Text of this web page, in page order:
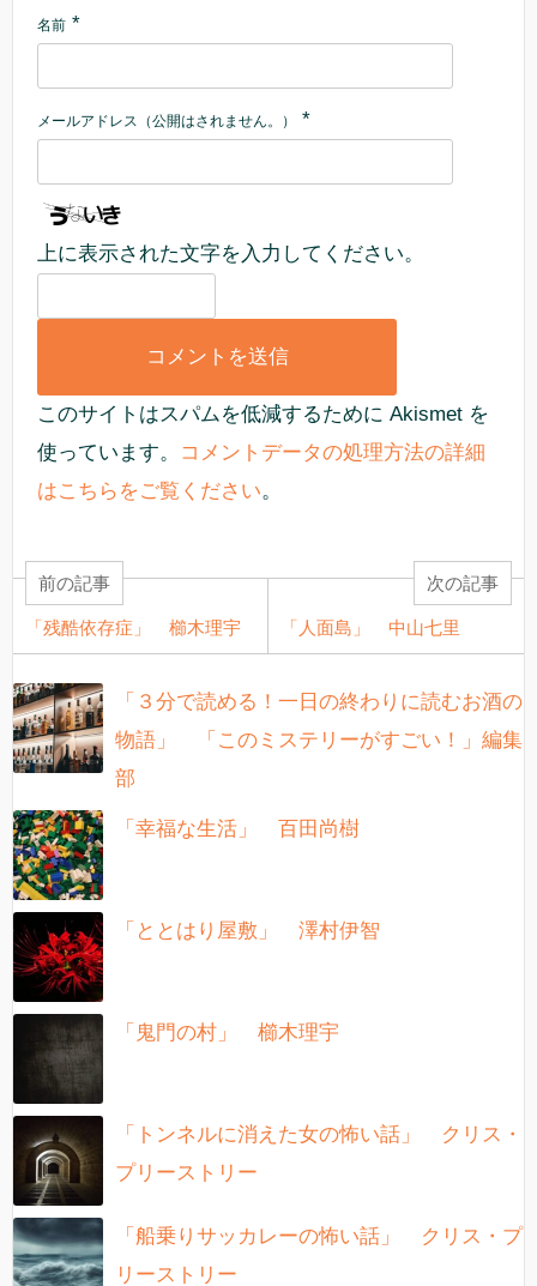
名前 *
メールアドレス（公開はされません。） *
上に表示された文字を入力してください。
このサイトはスパムを低減するために Akismet を
使っています。
コメントデータの処理方法の詳細
はこちらをご覧ください。
前の記事
「残酷依存症」 櫛木理宇
次の記事
「人面島」 中山七里
「３分で読める！一日の終わりに読むお酒の
物語」 「このミステリーがすごい！」編集
部
「幸福な生活」 百田尚樹
「ととはり屋敷」 澤村伊智
「鬼門の村」 櫛木理宇
「トンネルに消えた女の怖い話」 クリス・
プリーストリー
「船乗りサッカレーの怖い話」 クリス・プ
リーストリー